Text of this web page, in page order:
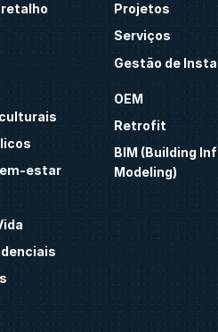
estar
Projetos
Serviços
Gestão de
OEM
Retrofit
BIM (Building
Modeling)